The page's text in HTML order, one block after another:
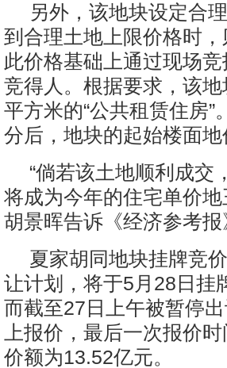
另外，该地块设定合
到合理土地上限价格时
此价格基础上通过现场
竞得人。根据要求，该
平方米的“公共租赁住房
分后，地块的起始楼面
“倘若该土地顺利成交
将成为今年的住宅单价
胡景晖告诉《经济参考报
夏家胡同地块挂牌竞
让计划，将于5月28日挂
而截至27日上午被暂停
上报价，最后一次报价
价额为13.52亿元。